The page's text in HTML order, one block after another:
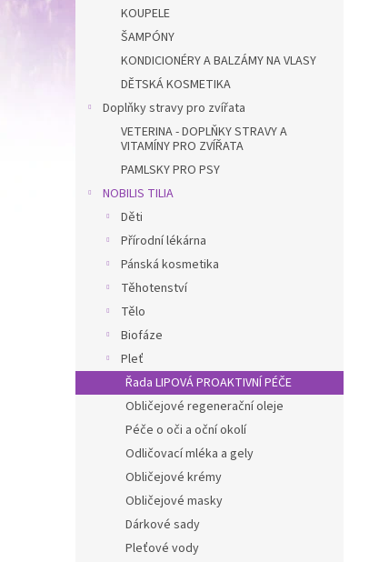
KOUPELE
ŠAMPÓNY
KONDICIONÉRY A BALZÁMY NA VLASY
DĚTSKÁ KOSMETIKA
Doplňky stravy pro zvířata
VETERINA - DOPLŇKY STRAVY A
VITAMÍNY PRO ZVÍŘATA
PAMLSKY PRO PSY
NOBILIS TILIA
Děti
Přírodní lékárna
Pánská kosmetika
Těhotenství
Tělo
Biofáze
Pleť
Řada LIPOVÁ PROAKTIVNÍ PÉČE
Obličejové regenerační oleje
Péče o oči a oční okolí
Odličovací mléka a gely
Obličejové krémy
Obličejové masky
Dárkové sady
Pleťové vody